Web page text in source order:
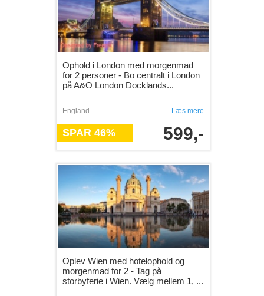
Ophold i London med morgenmad
for 2 personer - Bo centralt i London
på A&O London Docklands...
England Læs mere
SPAR 46% 599,-
Oplev Wien med hotelophold og
morgenmad for 2 - Tag på
storbyferie i Wien. Vælg mellem 1, ...